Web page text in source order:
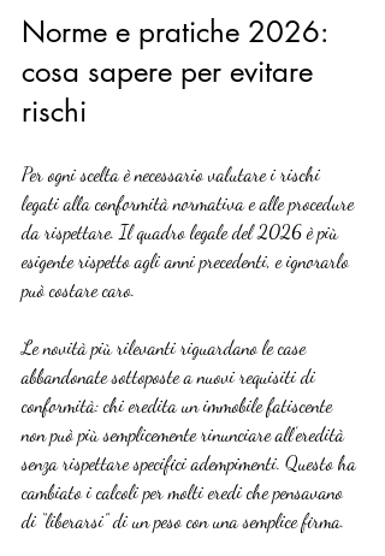
Norme e pratiche 2026:
cosa sapere per evitare
rischi
Per ogni scelta è necessario valutare i rischi
legati alla conformità normativa e alle procedure
da rispettare. Il quadro legale del 2026 è più
esigente rispetto agli anni precedenti, e ignorarlo
può costare caro.
Le novità più rilevanti riguardano le case
abbandonate sottoposte a nuovi requisiti di
conformità: chi eredita un immobile fatiscente
non può più semplicemente rinunciare all’eredità
senza rispettare specifici adempimenti. Questo ha
cambiato i calcoli per molti eredi che pensavano
di “liberarsi” di un peso con una semplice firma.